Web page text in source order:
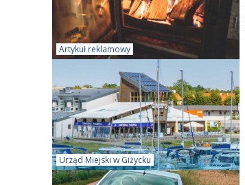
Artykuł reklamowy
Urząd Miejski w Giżycku